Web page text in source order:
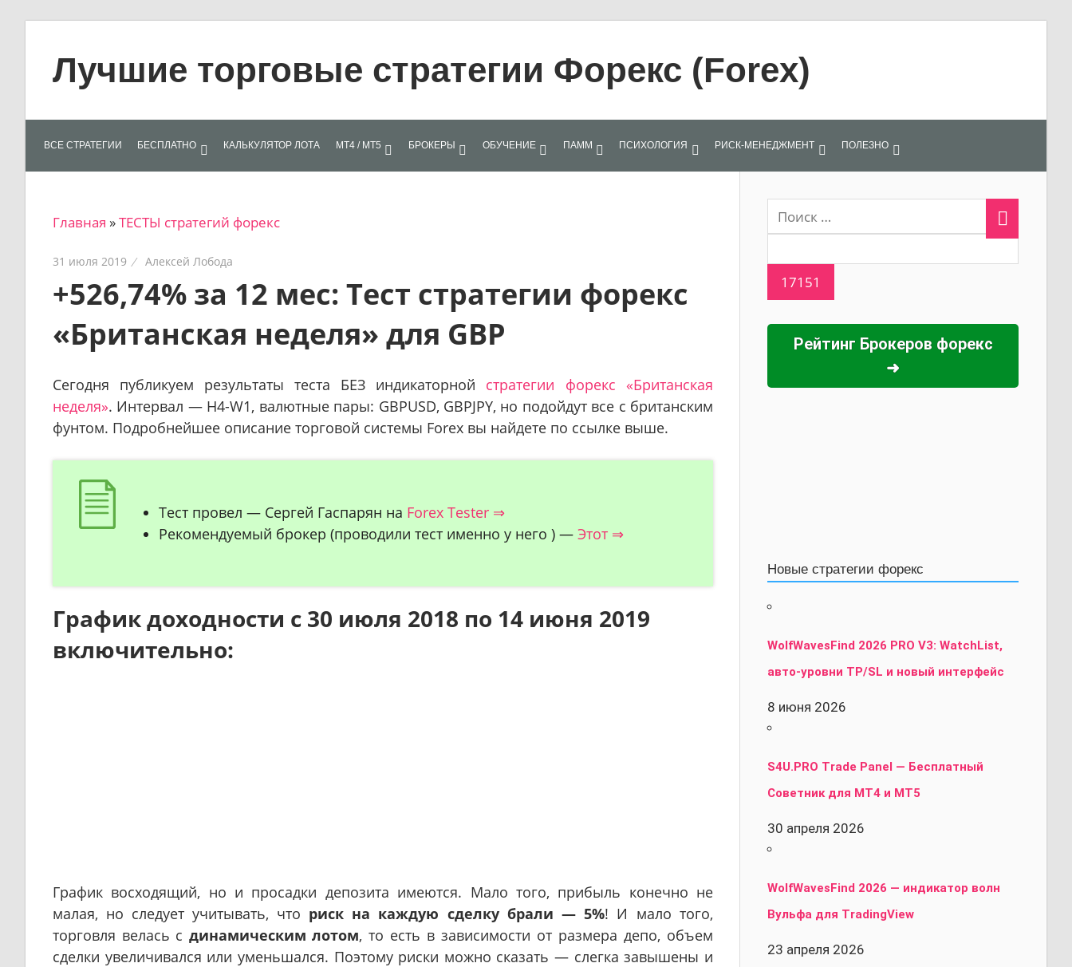
contentЛучшие торговые стратегии Форекс (Forex)
для
рынках:
сигналы,
новости…
ВСЕ СТРАТЕГИИ БЕСПЛАТНО КАЛЬКУЛЯТОР ЛОТА МТ4 / МТ5 БРОКЕРЫ ОБУЧЕНИЕ ПАММ ПСИХОЛОГИЯ РИСК-МЕНЕДЖМЕНТ ПОЛЕЗНО
Главная »ТЕСТЫ стратегий форекс
31 июля 2019 Алексей Лобода
+526,74% за 12 мес: Тест стратегии форекс
«Британская неделя» для GBP
Сегодня публикуем результаты теста БЕЗ индикаторной стратегии форекс «Британская
неделя». Интервал — H4-W1, валютные пары: GBPUSD, GBPJPY, но подойдут все с британским
фунтом. Подробнейшее описание торговой системы Forex вы найдете по ссылке выше.
Тест провел — Сергей Гаспарян на Forex Tester ⇒
Рекомендуемый брокер (проводили тест именно у него ) — Этот ⇒
График доходности с 30 июля 2018 по 14 июня 2019
включительно:
График восходящий, но и просадки депозита имеются. Мало того, прибыль конечно не
малая, но следует учитывать, что риск на каждую сделку брали — 5%! И мало того,
торговля велась с динамическим лотом, то есть в зависимости от размера депо, объем
сделки увеличивался или уменьшался. Поэтому риски можно сказать — слегка завышены и
Рейтинг Брокеров форекс
➜
Новые стратегии форекс
WolfWavesFind 2026 PRO V3: WatchList,
авто-уровни TP/SL и новый интерфейс
8 июня 2026
S4U.PRO Trade Panel — Бесплатный
Советник для MT4 и MT5
30 апреля 2026
WolfWavesFind 2026 — индикатор волн
Вульфа для TradingView
23 апреля 2026